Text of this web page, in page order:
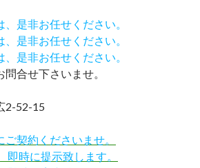
是非お任せください。
是非お任せください。
是非お任せください。
合せ下さいませ。
52-15
契約くださいませ。
即時に提示致します。